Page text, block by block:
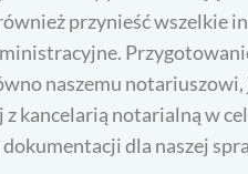
przynieść wszelkie
naszemu notariuszowi,
kancelarią notarialną w
dla naszej